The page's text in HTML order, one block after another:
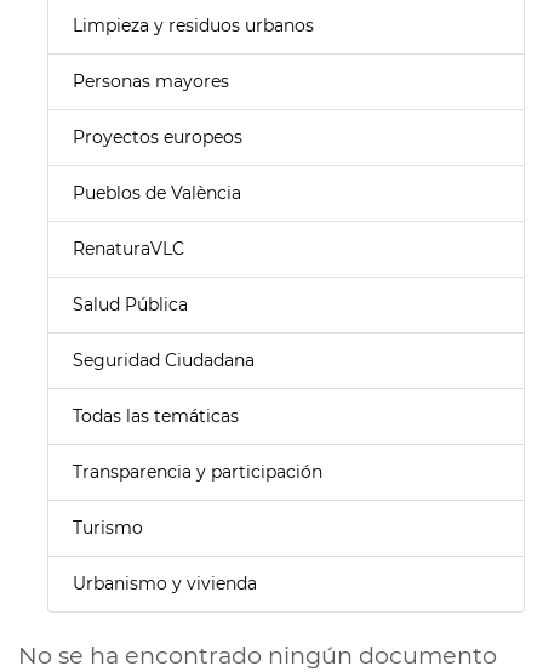
Limpieza y residuos urbanos
Personas mayores
Proyectos europeos
Pueblos de València
RenaturaVLC
Salud Pública
Seguridad Ciudadana
Todas las temáticas
Transparencia y participación
Turismo
Urbanismo y vivienda
No se ha encontrado ningún documento